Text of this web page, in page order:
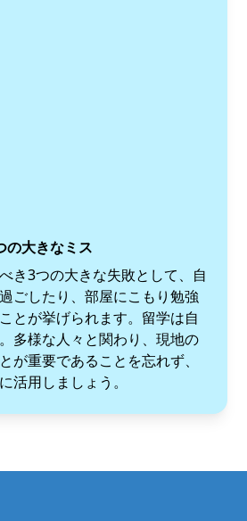
の大きなミス
き3つの大きな失敗として、自
ごしたり、部屋にこもり勉強
とが挙げられます。留学は自
多様な人々と関わり、現地の
が重要であることを忘れず、
活用しましょう。